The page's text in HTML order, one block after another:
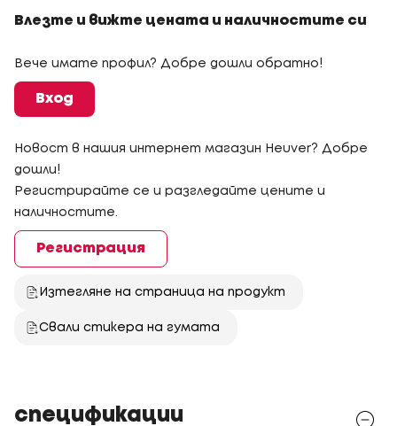
Влезте и вижте цената и наличностите си
Вече имате профил? Добре дошли обратно!
Вход
Новост в нашия интернет магазин Heuver? Добре
дошли!
Регистрирайте се и разгледайте цените и
наличностите.
Регистрация
Изтегляне на страница на продукт
Свали стикера на гумата
спецификации